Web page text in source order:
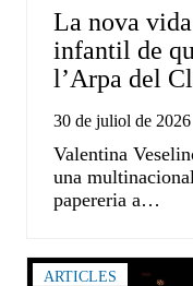
La nova
infantil de
l’Arpa del
30 de juliol de 2026
Valentina
una
papereria a…
ARTICLES